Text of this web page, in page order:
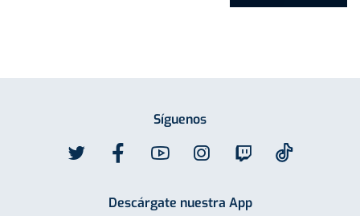
Síguenos
Descárgate nuestra App